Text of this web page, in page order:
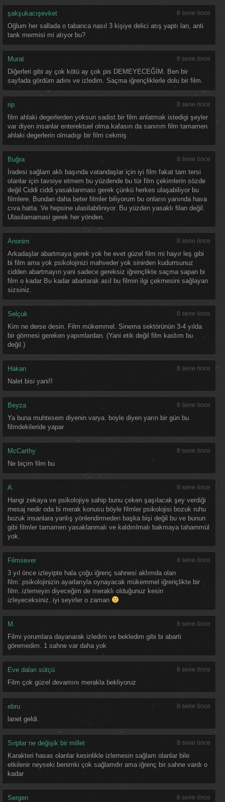
şakşukacışevket 8 sene önce
Oğlum her sallada o tabanca nasıl 3 kişiye delici atış yaptı lan, anti
tank mermisi mi atıyor bu?
Murat 8 sene önce
Diğerleri gibi ay çok kötü ay çok pis DEMEYECEĞİM. Ben bir
sayfada gördüm adını ve izledim. Saçma iğrençliklerle dolu bir film.
rip 8 sene önce
film ahlaki degerlerden yoksun sadist bir film anlatmak istedigi şeyler
var diyen insanlar enterektuel olma kafasın da sanırım film tamamen
ahlaki degerlerin olmadıgı bir film cekmiş
Buğra 8 sene önce
İradesi sağlam aklı başında vatandaşlar için iyi film fakat tam tersi
olanlar için tavsiye etmem bu yüzdende bu tür film çekimlerin sözde
değil Ciddi ciddi yasaklanması gerek çünkü herkes ulaşabiliyor bu
filmlere. Bundan daha beter filmler biliyorum bu onların yanında hava
cıva hatta. Ve hepsine ulasilabiliniyor. Bu yüzden yasaklı filan değil.
Ulasilamamasi gerek her yönden.
Anonim 8 sene önce
Arkadaşlar abartmaya gerek yok he evet güzel film mi hayır leş gibi
bi film ama yok psikolojinizi mahveder yok sinirden kudurrsunuz
cidden abartmayın yani sadece gereksiz iğrençlikte saçma sapan bi
film o kadar Bu kadar abartarak asıl bu filmin ilgi çekmesini sağlayan
sizsiniz.
Selçuk 8 sene önce
Kim ne derse desin. Film mükemmel. Sinema sektörünün 3-4 yılda
bir görmesi gereken yapımlardan. (Yani etik değil film kastım bu
değil.)
Hakan 8 sene önce
Nalet bisi yani!!
Beyza 8 sene önce
Ya buna muhtesem diyenin varya. boyle diyen yarın bir gün bu
filmdekileride yapar
McCarthy 8 sene önce
Ne biçim film bu
A. 8 sene önce
Hangi zekaya ve psikolojiye sahip bunu çeken şaşılacak şey verdiği
mesaj nedir oda bi merak konusu böyle filmler psikolojisi bozuk ruhu
bozuk insanlara yanlış yönlendirmeden başka bişi değil bu ve bunun
gibi filmler tamamen yasaklanmalı ve kaldırılmalı bakmaya tahammül
yok.
Filmsever 8 sene önce
3 yıl önce izleyipte hala çoğu iğrenç sahnesi aklımda olan
film..psikolojinizin ayarlarıyla oynayacak mükemmel iğrençlikte bir
film..izlemeyin diyeceğim de meraklı olduğunuz kesin
izleyeceksiniz..iyi seyirler o zaman
M. 8 sene önce
Filmi yorumlara dayanarak izledim ve bekledim gibi bi abarti
göremedim. 1 sahne var daha yok
Eve dalan sütçü 8 sene önce
Film çok güzel devamını merakla bekliyoruz
ebru 8 sene önce
lanet geldi.
Sırplar ne değişik bir millet 8 sene önce
Karakteri hasas olanlar kesinlikle izlemesin sağlam olanlar bile
etkilenir neyseki benimki çok sağlamdır ama iğrenç bir sahne vardı o
kadar
Sergen 8 sene önce